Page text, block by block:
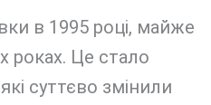
в 1995 році, майже
роках. Це стало
суттєво змінили